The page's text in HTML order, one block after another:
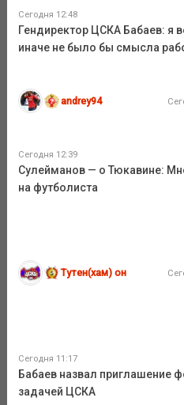
Сегодня 12:48
Гендиректор ЦСКА Бабаев: я
иначе не было бы смысла
andrey94
Сегодня 12:39
Сулейманов — о Тюкавине:
на футболиста
Тутен(хам) он
Сегодня 11:17
Бабаев назвал приглашение
задачей ЦСКА